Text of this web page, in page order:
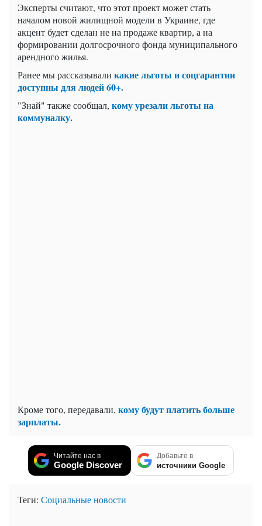
Эксперты считают, что этот проект может стать
началом новой жилищной модели в Украине, где
акцент будет сделан не на продаже квартир, а на
формировании долгосрочного фонда муниципального
арендного жилья.
Ранее мы рассказывали какие льготы и соцгарантии
доступны для людей 60+.
"Знай" также сообщал, кому урезали льготы на
коммуналку.
Кроме того, передавали, кому будут платить больше
зарплаты.
Читайте нас в
Google Discover
Добавьте в
источники Google
Теги: Социальные новости